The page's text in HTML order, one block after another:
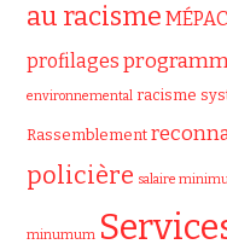
au racisme
profilages
environnemental racisme
Rassemblement
policière salaire
minumum